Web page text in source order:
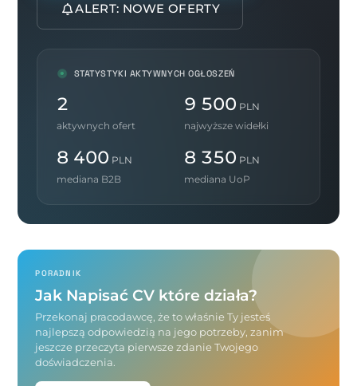
ALERT: NOWE OFERTY
STATYSTYKI AKTYWNYCH OGŁOSZEŃ
2
aktywnych ofert
9 500 PLN
najwyższe widełki
8 400 PLN
mediana B2B
8 350 PLN
mediana UoP
PORADNIK
Jak Napisać CV które działa?
Przekonaj pracodawcę, że to właśnie Ty jesteś
najlepszą odpowiedzią na jego potrzeby, zanim
jeszcze przeczyta pierwsze zdanie Twojego
doświadczenia.